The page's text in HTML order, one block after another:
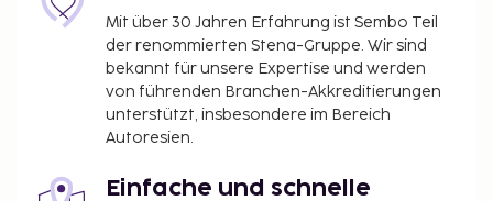
Mit über 30 Jahren Erfahrung ist Sembo Teil
der renommierten Stena-Gruppe. Wir sind
bekannt für unsere Expertise und werden
von führenden Branchen-Akkreditierungen
unterstützt, insbesondere im Bereich
Autoresien.
Einfache und schnelle